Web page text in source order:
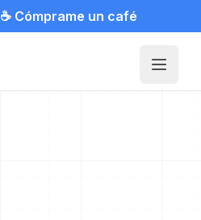
☕ Cómprame un café